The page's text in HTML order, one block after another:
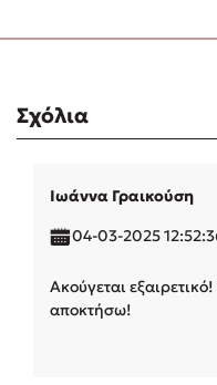
Σχόλια
Ιωάννα Γραικούση
04-03-2025
Ακούγεται
αποκτήσω!